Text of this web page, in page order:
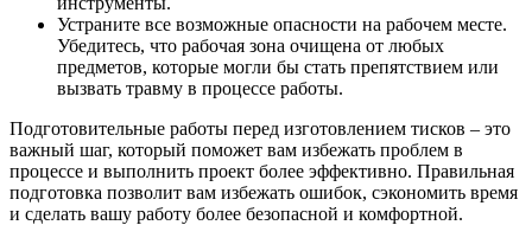
Устраните все возможные опасности на рабочем месте.
Убедитесь, что рабочая зона очищена от любых
предметов, которые могли бы стать препятствием или
вызвать травму в процессе работы.
Подготовительные работы перед изготовлением тисков – это
важный шаг, который поможет вам избежать проблем в
процессе и выполнить проект более эффективно. Правильная
подготовка позволит вам избежать ошибок, сэкономить время
и сделать вашу работу более безопасной и комфортной.